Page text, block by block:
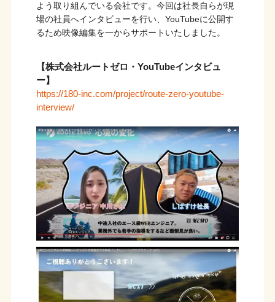
よう取り組んでいる会社です。今回は社長自らが現
場の社員へインタビューを行い、YouTubeに公開す
るため映像編集を一からサポートいたしました。
【株式会社ルートゼロ・YouTubeインタビュ
ー】
https://180-inc.com/project/route-zero-youtube-
interview/